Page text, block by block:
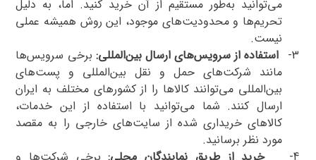
می‌توانید به‌طور مستقیم از آن خرید کنید. اما، به دلیل
تحریم‌ها و محدودیت‌های موجود، این روش همیشه عملی
نیست.
3-
استفاده از سرویس‌های ارسال بین‌المللی: برخی سرویس‌ها
مانند شرکت‌های حمل و نقل بین‌المللی و پست‌های
بین‌المللی می‌توانند کالاها را از کشورهای مختلف به ایران
ارسال کنند. شما می‌توانید با استفاده از این خدمات،
کالاهای خریداری شده از سایت‌های خارجی را به مقصد
مورد نظر برسانید.